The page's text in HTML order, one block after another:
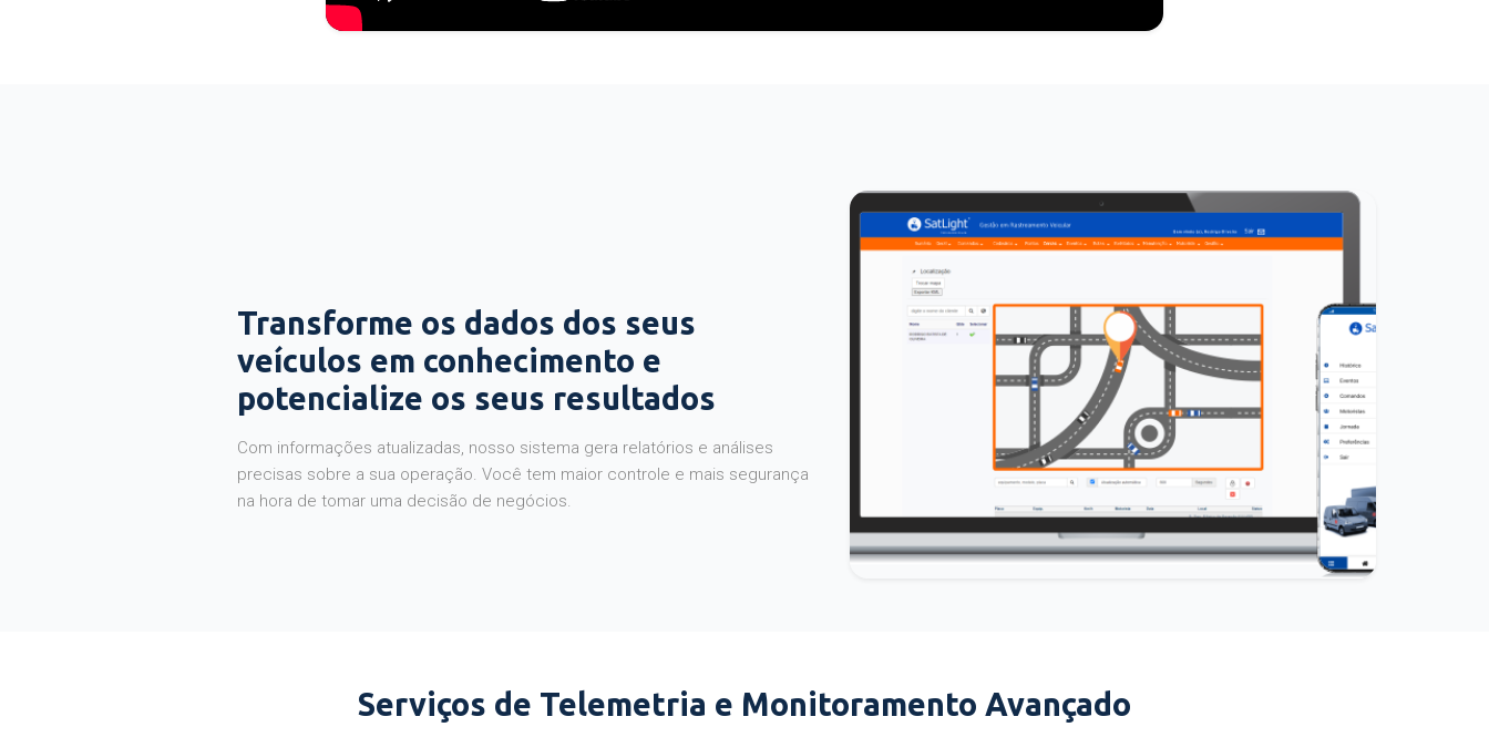
Transforme os dados dos seus
veículos em conhecimento e
potencialize os seus resultados
Com informações atualizadas, nosso sistema gera relatórios e análises
precisas sobre a sua operação. Você tem maior controle e mais segurança
na hora de tomar uma decisão de negócios.
Serviços de Telemetria e Monitoramento Avançado